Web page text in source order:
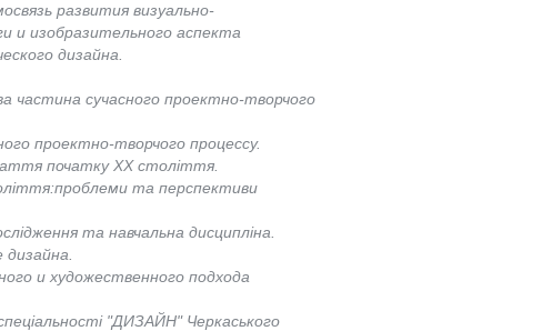
развития визуально-
и изобразительного аспекта
дизайна.
частина сучасного проектно-творчого
проектно-творчого процессу.
початку ХХ століття.
та перспективи
та навчальна дисципліна.
и художественного подхода
"ДИЗАЙН" Черкаського